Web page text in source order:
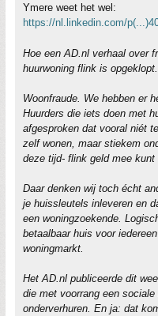
Ymere weet het wel:
https://nl.linkedin.com/
Hoe een AD.nl verhaal over
huurwoning flink is opgeklopt.
Woonfraude. We hebben er
Huurders die iets doen met
afgesproken dat vooral niét
zelf wonen, maar stiekem
deze tijd- flink geld mee kunt
Daar denken wij toch écht
je huissleutels inleveren en
een woningzoekende.
betaalbaar huis voor
woningmarkt.
Het AD.nl publiceerde dit
die met voorrang een
onderverhuren. En ja: dat